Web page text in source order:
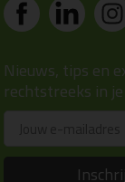
Nieuws, tips en
rechtstreeks in